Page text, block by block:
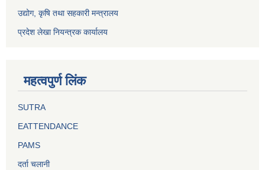
उद्योग, कृषि तथा सहकारी मन्त्रालय
प्रदेश लेखा नियन्त्रक कार्यालय
महत्वपुर्ण लिंक
SUTRA
EATTENDANCE
PAMS
दर्ता चलानी